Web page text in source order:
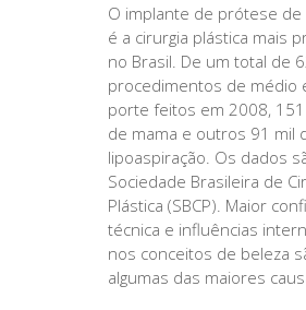
O implante de prótese de
é a cirurgia plástica mais
no Brasil. De um total de
procedimentos de médio
porte feitos em 2008,
de mama e outros 91 mil
lipoaspiração. Os dados
Sociedade Brasileira de
Plástica (SBCP). Maior
técnica e influências
nos conceitos de beleza
algumas das maiores